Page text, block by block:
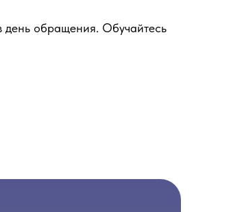
день обращения. Обучайтесь